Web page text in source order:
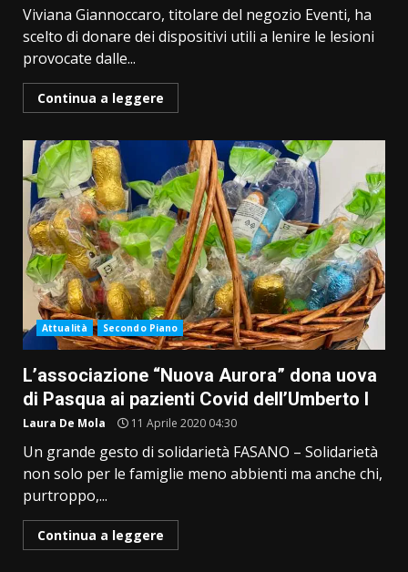
Viviana Giannoccaro, titolare del negozio Eventi, ha
scelto di donare dei dispositivi utili a lenire le lesioni
provocate dalle...
Continua a leggere
Attualità Secondo Piano
L’associazione “Nuova Aurora” dona uova
di Pasqua ai pazienti Covid dell’Umberto I
Laura De Mola 11 Aprile 2020 04:30
Un grande gesto di solidarietà FASANO – Solidarietà
non solo per le famiglie meno abbienti ma anche chi,
purtroppo,...
Continua a leggere